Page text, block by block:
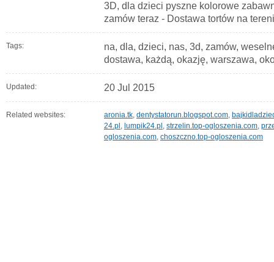
3D, dla dzieci pyszne kolorowe
zamów teraz - Dostawa tortów na
Tags:
na, dla, dzieci, nas, 3d, zamów,
dostawa, każdą, okazję, warszawa,
Updated: 20 Jul 2015
Related websites: aronia.tk, dentystatorun.blogspot.com,
24.pl , lumpik24.pl , strzelin.top-ogloszenia.com,
ogloszenia.com, choszczno.top-ogloszenia.com